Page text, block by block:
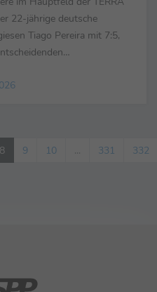
22-jährige deutsche
Tiago Pereira mit 7:5,
8 9 10 ... 331 332